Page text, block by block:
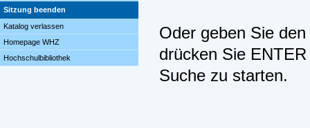
Sitzung beenden
Katalog verlassen
Homepage WHZ
Hochschulbibliothek
Oder geben Sie
drücken Sie
Suche zu starten.